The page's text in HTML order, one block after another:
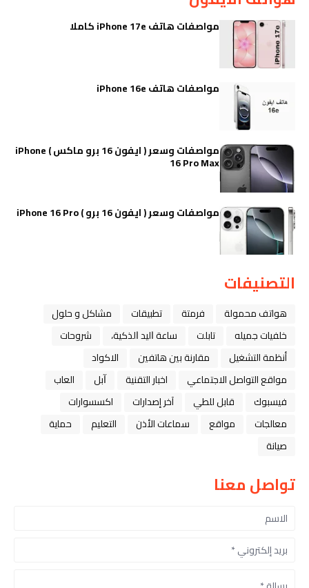
مواصفات هاتف iPhone 17e كاملا
مواصفات هاتف iPhone 16e
مواصفات وسعر ( ايفون 16 برو ماكس ) iPhone
16 Pro Max
مواصفات وسعر ( ايفون 16 برو ) iPhone 16 Pro
التصنيفات
هواتف محمولة فرمتة تطبيقات
مشاكل و حلول
خلفيات جميله
تابلت ﺳﺎﻋﺔ ﺍﻟﻴﺪ ﺍﻟﺬﻛﻴﺔ،
شروحات
أنظمة التشغيل
مقارنة بين هاتفين
الاكواد
مواقع التواصل الاجتماعي
اخبار التقنية ﺁﺑﻞ
العاب
فيسبوك
قابل للطي آخر إصدارات
اكسسوارات
معالجات
مواقع سماعات الأذن التعليم
حماية
صيانة
تواصل معنا